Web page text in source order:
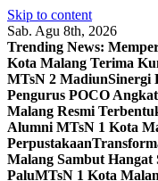
Skip to content
Sab. Agu 8th, 2026
Trending News:
Kota Malang Terima
MTsN 2 MadiunSinergi
Pengurus POCO
Malang Resmi
Alumni MTsN 1 Kota
Perpustakaan
Malang Sambut
PaluMTsN 1 Kota